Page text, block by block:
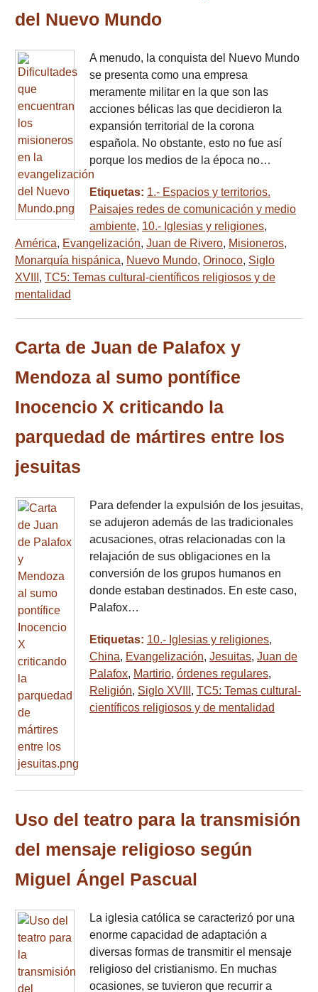
del Nuevo Mundo
A menudo, la conquista del Nuevo Mundo
se presenta como una empresa
meramente militar en la que son las
acciones bélicas las que decidieron la
expansión territorial de la corona
española. No obstante, esto no fue así
porque los medios de la época no…
Etiquetas: 1.- Espacios y territorios.
Paisajes redes de comunicación y medio
ambiente, 10.- Iglesias y religiones,
América, Evangelización, Juan de Rivero, Misioneros,
Monarquía hispánica, Nuevo Mundo, Orinoco, Siglo
XVIII , TC5: Temas cultural-científicos religiosos y de
mentalidad
Carta de Juan de Palafox y
Mendoza al sumo pontífice
Inocencio X criticando la
parquedad de mártires entre los
jesuitas
Para defender la expulsión de los jesuitas,
se adujeron además de las tradicionales
acusaciones, otras relacionadas con la
relajación de sus obligaciones en la
conversión de los grupos humanos en
donde estaban destinados. En este caso,
Palafox…
Etiquetas: 10.- Iglesias y religiones,
China, Evangelización, Jesuitas, Juan de
Palafox, Martirio, órdenes regulares,
Religión, Siglo XVIII , TC5: Temas cultural-
científicos religiosos y de mentalidad
Uso del teatro para la transmisión
del mensaje religioso según
Miguel Ángel Pascual
La iglesia católica se caracterizó por una
enorme capacidad de adaptación a
diversas formas de transmitir el mensaje
religioso del cristianismo. En muchas
ocasiones, se tuvieron que recurrir a